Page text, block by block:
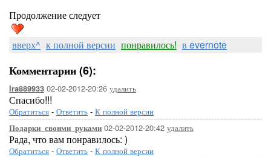
Продолжение следует
вверх^ к полной версии понравилось! в evernote
Комментарии (6):
Ira889933 02-02-2012-20:26 удалить
Спасибо!!!
Обратиться - Ответить - К полной версии
Подарки_своими_руками 02-02-2012-20:42 удалить
Рада, что вам понравилось: )
Обратиться - Ответить - К полной версии